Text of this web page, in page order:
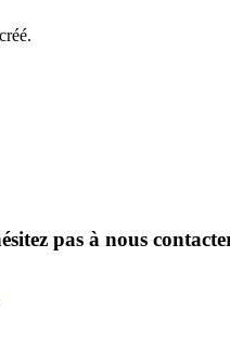
pas à nous